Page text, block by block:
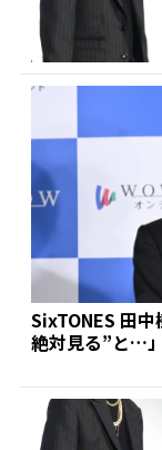
SixTONES 田
絶対見る”と…